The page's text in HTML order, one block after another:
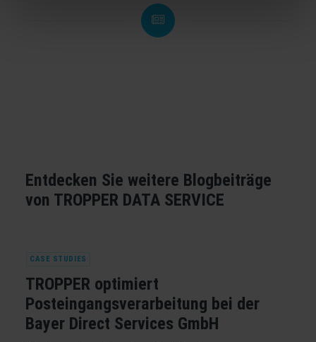
Entdecken Sie weitere Blogbeiträge
von TROPPER DATA SERVICE
CASE STUDIES
TROPPER optimiert
Posteingangsverarbeitung bei der
Bayer Direct Services GmbH